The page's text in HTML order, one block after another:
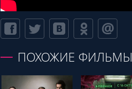
ПОХОЖИЕ ФИЛЬМЫ